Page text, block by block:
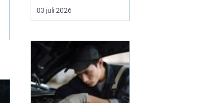
fyrhjulingen beter sig på
väg, hur effektivt den tar
och hur marken under
hjulen mår efteråt. Med
ge...
03 juli 2026